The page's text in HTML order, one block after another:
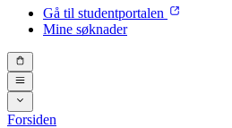
Gå til studentportalen
Mine søknader
Forsiden